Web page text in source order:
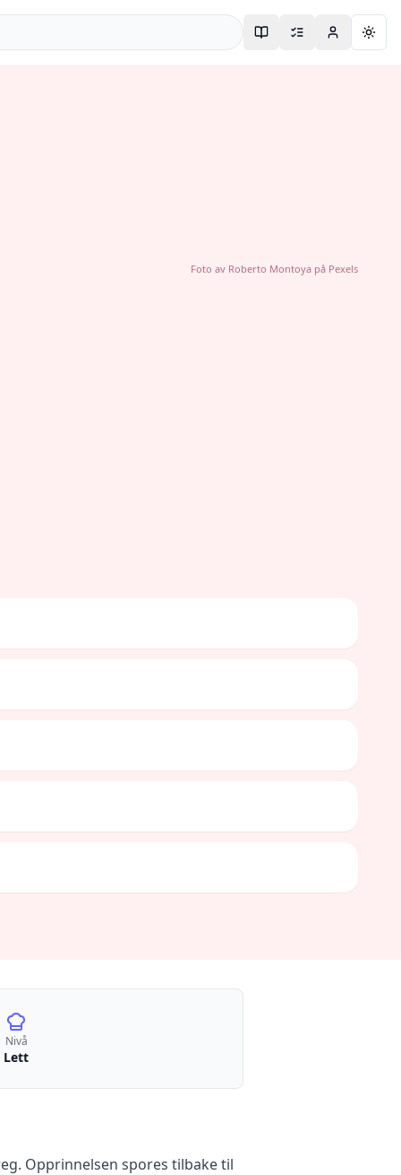
Foto av Roberto Montoyapå Pexels
Nivå
Lett
Opprinnelsen spores tilbake til